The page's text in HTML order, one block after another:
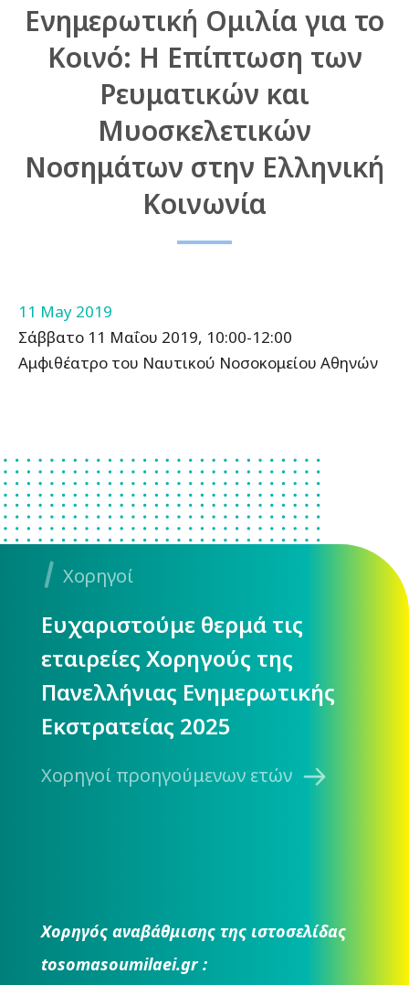
Ενημερωτική Ομιλία για το
Κοινό: Η Επίπτωση των
Ρευματικών και
Μυοσκελετικών
Νοσημάτων στην Ελληνική
Κοινωνία
11 May 2019
Σάββατο 11 Μαΐου 2019, 10:00-12:00
Αμφιθέατρο του Ναυτικού Νοσοκομείου Αθηνών
Χορηγοί
Ευχαριστούμε θερμά τις
εταιρείες Χορηγούς της
Πανελλήνιας Ενημερωτικής
Εκστρατείας 2025
Χορηγοί προηγούμενων ετών
Χορηγός αναβάθμισης της ιστοσελίδας
tosomasoumilaei.gr :